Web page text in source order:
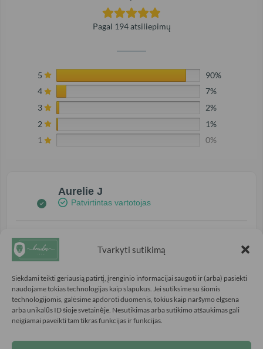
Tvarkyti sutikimą
Siekdami teikti geriausią patirtį, įrenginio informacijai saugoti ir (arba) pasiekti
naudojame tokias technologijas kaip slapukus. Jei sutiksime su šiomis
technologijomis, galėsime apdoroti duomenis, tokius kaip naršymo elgsena
arba unikalūs ID šioje svetainėje. Nesutikimas arba sutikimo atšaukimas gali
neigiamai paveikti tam tikras funkcijas ir funkcijas.
Pagal 194 atsiliepimų
5
90%
4
7%
3
2%
2
1%
1
0%
Aurelie J
Patvirtintas vartotojas
Prieš 4 mėnesiai